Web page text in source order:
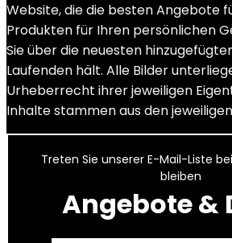
Website, die die besten Angebote
Produkten für Ihren persönlichen
Sie über die neuesten
Laufenden hält. Alle Bilder
Urheberrecht ihrer jeweiligen
Inhalte stammen aus den
Treten Sie unserer E-Mail-Liste
bleiben
Angebote &